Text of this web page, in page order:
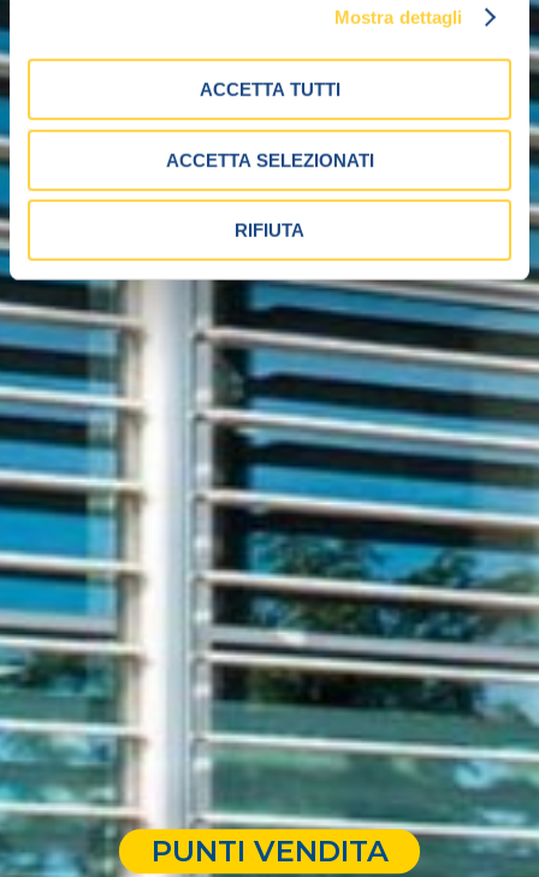
Mostra dettagli
ACCETTA TUTTI
ACCETTA SELEZIONATI
RIFIUTA
PUNTI VENDITA